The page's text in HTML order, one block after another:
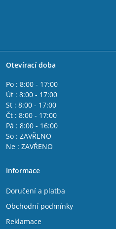
Otevírací doba
Po : 8:00 - 17:00
Út : 8:00 - 17:00
St : 8:00 - 17:00
Čt : 8:00 - 17:00
Pá : 8:00 - 16:00
So : ZAVŘENO
Ne : ZAVŘENO
Informace
Doručení a platba
Obchodní podmínky
Reklamace